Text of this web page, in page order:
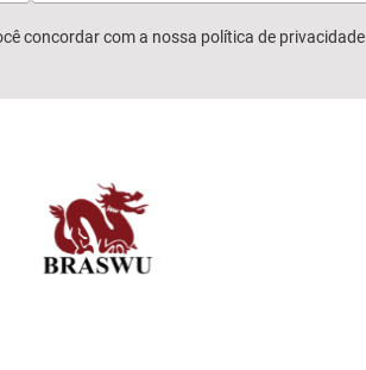
concordar com a nossa política de privacidade